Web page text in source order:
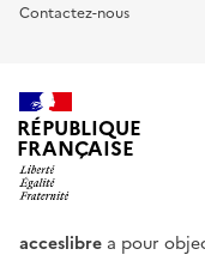
Contactez-nous
RÉPUBLIQUE
FRANÇAISE
acceslibre a pour